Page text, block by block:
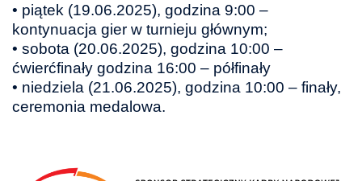
• piątek (19.06.2025), godzina 9:00 –
kontynuacja gier w turnieju głównym;
• sobota (20.06.2025), godzina 10:00 –
ćwierćfinały godzina 16:00 – półfinały
• niedziela (21.06.2025), godzina 10:00 – finały,
ceremonia medalowa.